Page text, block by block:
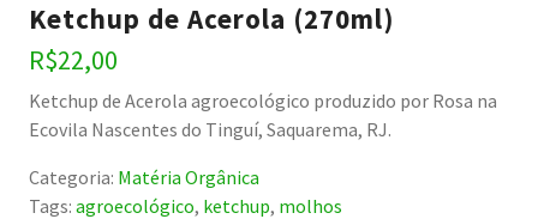
Ketchup de Acerola (270ml)
R$22,00
Ketchup de Acerola agroecológico produzido por Rosa na
Ecovila Nascentes do Tinguí, Saquarema, RJ.
Categoria: Matéria Orgânica
Tags: agroecológico, ketchup, molhos